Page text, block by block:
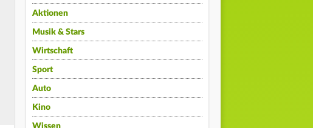
Aktionen
Musik & Stars
Wirtschaft
Sport
Auto
Kino
Wissen